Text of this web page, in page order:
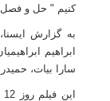
کنیم " حل و
به گزارش
ابراهیم
سارا بیات،